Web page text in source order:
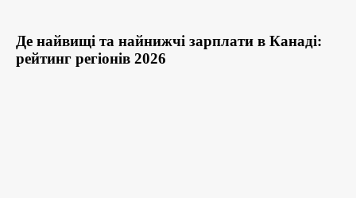
Де найвищі та найнижчі зарплати в Канаді:
рейтинг регіонів 2026